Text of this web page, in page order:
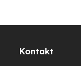
Kontakt